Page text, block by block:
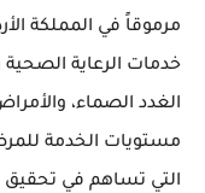
مرموقاً في المملكة
خدمات الرعاية
الغدد الصماء،
مستويات الخدمة
التي تساهم في تحقيق